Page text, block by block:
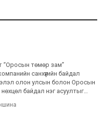
“Оросын төмөр зам”
санхүүгийн байдал
олон улсын болон Оросын
байдал нэг асуултыг